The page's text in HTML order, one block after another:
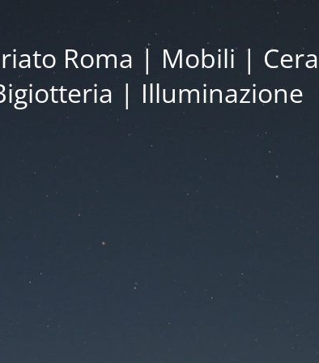
Roma | Mobili |
| Illuminazione